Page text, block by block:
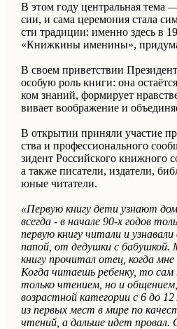
В этом году цен­тральная тема
сии, и сама це­ре­мо­ния стала
сти тра­ди­ции: имен­но здесь в
«Книжкины именины»,
В своем при­вет­ствии
осо­бую роль книги: она
ком зна­ний, фор­ми­ру­ет
ви­ва­ет во­об­ра­же­ние и
В от­кры­тии при­ня­ли уча­стие
ства и про­фес­си­онально­го
зи­дент Рос­сийско­го книж­но­го
а также пи­са­те­ли, из­да­те­ли,
юные чи­та­те­ли.
«Первую книгу дети узнают
всегда - в начале 90-х годов
первую книгу читали и
папой, от дедушки с бабушкой.
книгу прочитал отец, когда
Когда читаешь ребенку, то
только чтением, но и
возрастной категории с 6 до
из первых мест в мире по
чтений, а дальше идет